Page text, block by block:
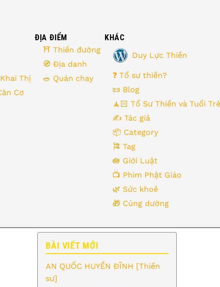
Thị
Cơ
ĐỊA ĐIỂM
⛩ Thiền đường
🧭 Địa danh
🥗 Quán chay
KHÁC
Duy Lực Thiền
❓ Tổ sư thiền?
📜 Blog
🧘🏻 Tổ Sư Thiền và Tuổi Trẻ
✍️ Tác giả
📦 Category
🎏 Tag
🪷 Giới Luật
📺 Phim Phật Giáo
🌿️ Sức khoẻ
🎁️ Cúng dường
BÀI VIẾT MỚI
AN QUỐC HUYỀN ĐĨNH [Thiền
sư]